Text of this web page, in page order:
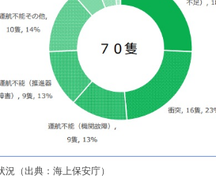
（出典：海上保安庁）